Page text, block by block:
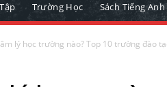
Trường Học Sách Tiếng Anh
lý học trường nào? Top 10 trường đào